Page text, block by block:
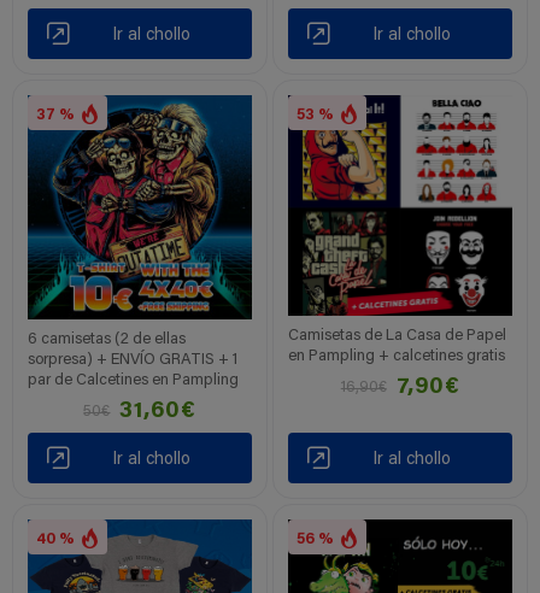
Ir al chollo Ir al chollo
37 %
6 camisetas (2 de ellas
sorpresa) + ENVÍO GRATIS + 1
par de Calcetines en Pampling
50€
31,60€
Ir al chollo
53 %
Camisetas de La Casa de Papel
en Pampling + calcetines gratis
16,90€
7,90€
Ir al chollo
40 % 56 %